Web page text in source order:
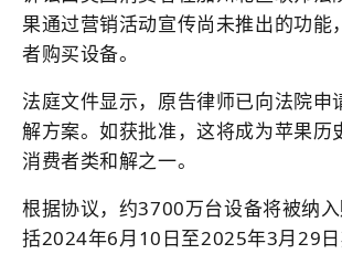
果通过营销活动宣传尚未推出的功能
者购买设备。
法庭文件显示，原告律师已向法院申
解方案。如获批准，这将成为苹果历
消费者类和解之一。
根据协议，约3700万台设备将被纳
括2024年6月10日至2025年3月29